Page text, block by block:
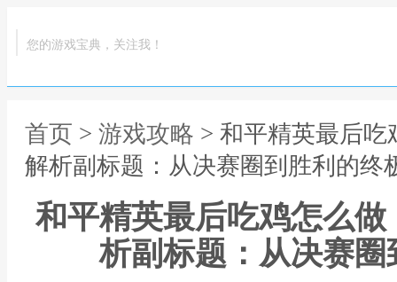
您的游戏宝典，关注我！
首页 > 游戏攻略 > 和平精英最后
解析副标题：从决赛圈到胜利的终
和平精英最后吃鸡怎么
析副标题：从决赛